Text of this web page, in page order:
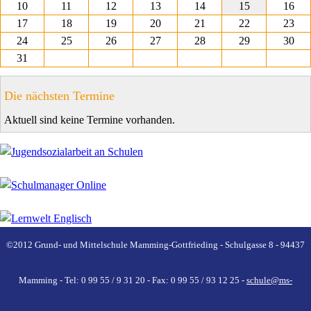
10
11 12 13 14 15
16
17
18 19 20 21 22
23
24
25 26 27 28 29
30
31
Die nächsten Termine
Aktuell sind keine Termine vorhanden.
©2012 Grund- und Mittelschule Mamming-Gottfrieding - Schulgasse 8 - 94437
Mamming - Tel: 0 99 55 / 9 31 20 - Fax: 0 99 55 / 93 12 25 - schule@ms-